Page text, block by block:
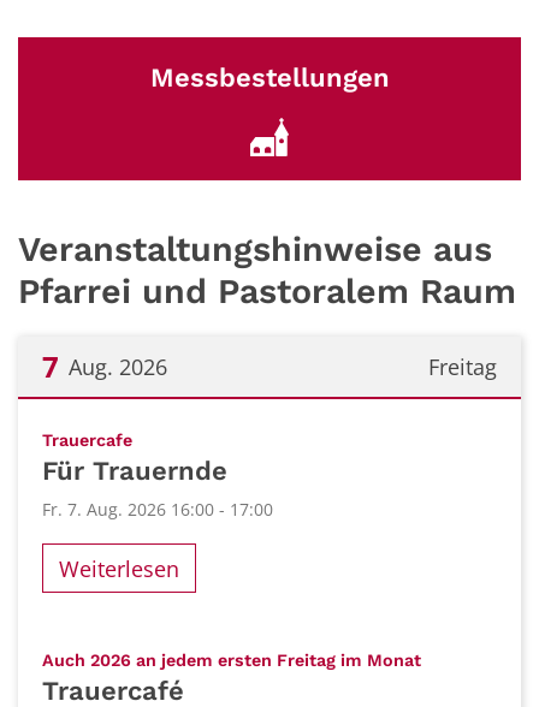
Messbestellungen
Veranstaltungshinweise aus
Pfarrei und Pastoralem Raum
Freitag
7 Aug. 2026
Trauercafe:
Für Trauernde
Fr. 7. Aug. 2026 16:00 - 17:00
Weiterlesen
Auch 2026 an jedem ersten Freitag im Monat:
Trauercafé